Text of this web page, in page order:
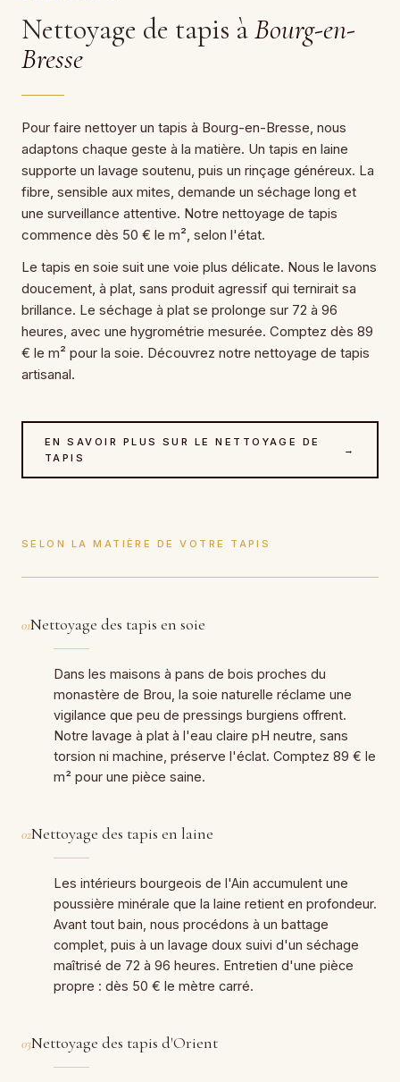
Nettoyage de tapis àBourg-en-
Bresse
Pour faire nettoyer un tapis à Bourg-en-Bresse, nous
adaptons chaque geste à la matière. Un tapis en laine
supporte un lavage soutenu, puis un rinçage généreux. La
fibre, sensible aux mites, demande un séchage long et
une surveillance attentive. Notre nettoyage de tapis
commence dès 50 € le m², selon l'état.
Le tapis en soie suit une voie plus délicate. Nous le lavons
doucement, à plat, sans produit agressif qui ternirait sa
brillance. Le séchage à plat se prolonge sur 72 à 96
heures, avec une hygrométrie mesurée. Comptez dès 89
€ le m² pour la soie. Découvrez notre nettoyage de tapis
artisanal.
EN SAVOIR PLUS SUR LE NETTOYAGE DE
TAPIS
→
SELON LA MATIÈRE DE VOTRE TAPIS
01Nettoyage des tapis en soie
Dans les maisons à pans de bois proches du
monastère de Brou, la soie naturelle réclame une
vigilance que peu de pressings burgiens offrent.
Notre lavage à plat à l'eau claire pH neutre, sans
torsion ni machine, préserve l'éclat. Comptez 89 € le
m² pour une pièce saine.
02Nettoyage des tapis en laine
Les intérieurs bourgeois de l'Ain accumulent une
poussière minérale que la laine retient en profondeur.
Avant tout bain, nous procédons à un battage
complet, puis à un lavage doux suivi d'un séchage
maîtrisé de 72 à 96 heures. Entretien d'une pièce
propre : dès 50 € le mètre carré.
03Nettoyage des tapis d'Orient